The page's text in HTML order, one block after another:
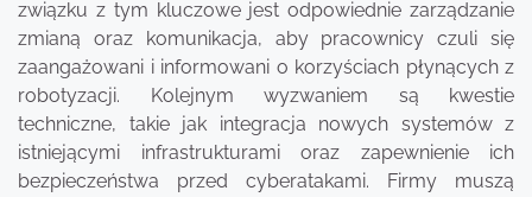
związku z tym kluczowe jest odpowiednie zarządzanie
zmianą oraz komunikacja, aby pracownicy czuli się
zaangażowani i informowani o korzyściach płynących z
robotyzacji. Kolejnym wyzwaniem są kwestie
techniczne, takie jak integracja nowych systemów z
istniejącymi infrastrukturami oraz zapewnienie ich
bezpieczeństwa przed cyberatakami. Firmy muszą